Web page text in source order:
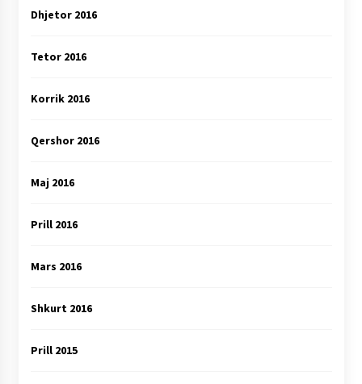
Dhjetor 2016
Tetor 2016
Korrik 2016
Qershor 2016
Maj 2016
Prill 2016
Mars 2016
Shkurt 2016
Prill 2015